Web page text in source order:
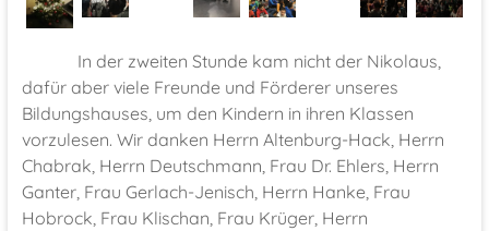
In der zweiten Stunde kam nicht der Nikolaus,
dafür aber viele Freunde und Förderer unseres
Bildungshauses, um den Kindern in ihren Klassen
vorzulesen. Wir danken Herrn Altenburg-Hack, Herrn
Chabrak, Herrn Deutschmann, Frau Dr. Ehlers, Herrn
Ganter, Frau Gerlach-Jenisch, Herrn Hanke, Frau
Hobrock, Frau Klischan, Frau Krüger, Herrn